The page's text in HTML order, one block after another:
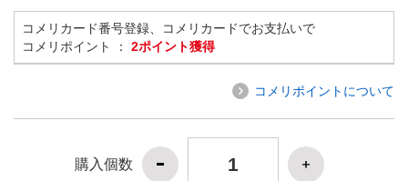
コメリカード番号登録、コメリカードでお支払いで
コメリポイント ： 2ポイント獲得
コメリポイントについて
購入個数